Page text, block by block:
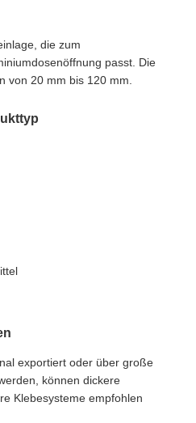
die zum
passt. Die
von 20 mm bis 120 mm.
exportiert oder über große
können dickere
Klebesysteme empfohlen